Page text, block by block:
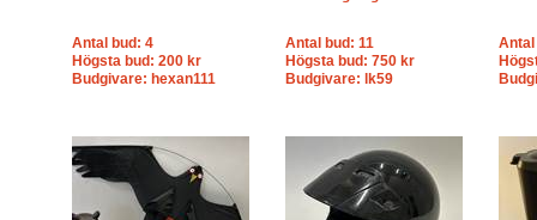
Antal bud: 4
Högsta bud: 200 kr
Budgivare: hexan111
Antal bud: 11
Högsta bud: 750 kr
Budgivare: lk59
Antal